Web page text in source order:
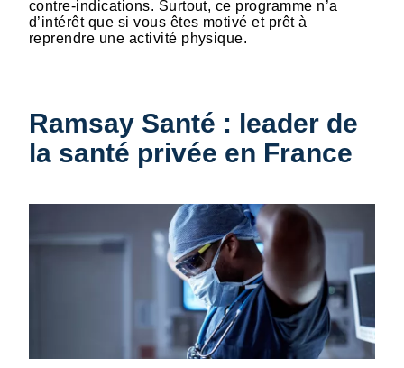
contre-indications. Surtout, ce programme n’a
d’intérêt que si vous êtes motivé et prêt à
reprendre une activité physique.
Ramsay Santé : leader de
la santé privée en France